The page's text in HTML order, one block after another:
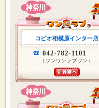
コピオ相模原インター店
042-782-1101
（ワンワンラブワン）